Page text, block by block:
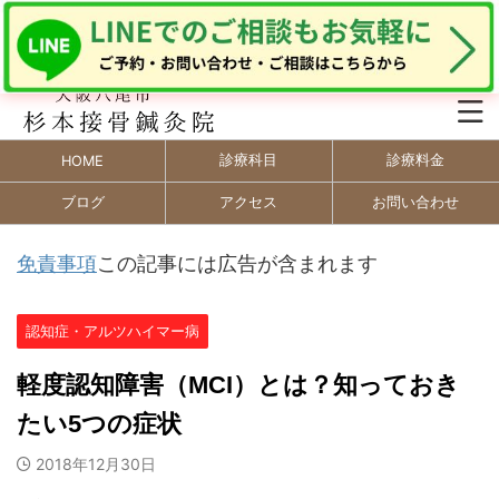
HOME 診療科目 診療料金
ブログ アクセス お問い合わせ
免責事項この記事には広告が含まれます
認知症・アルツハイマー病
軽度認知障害（MCI）とは？知っておき
たい5つの症状
2018年12月30日